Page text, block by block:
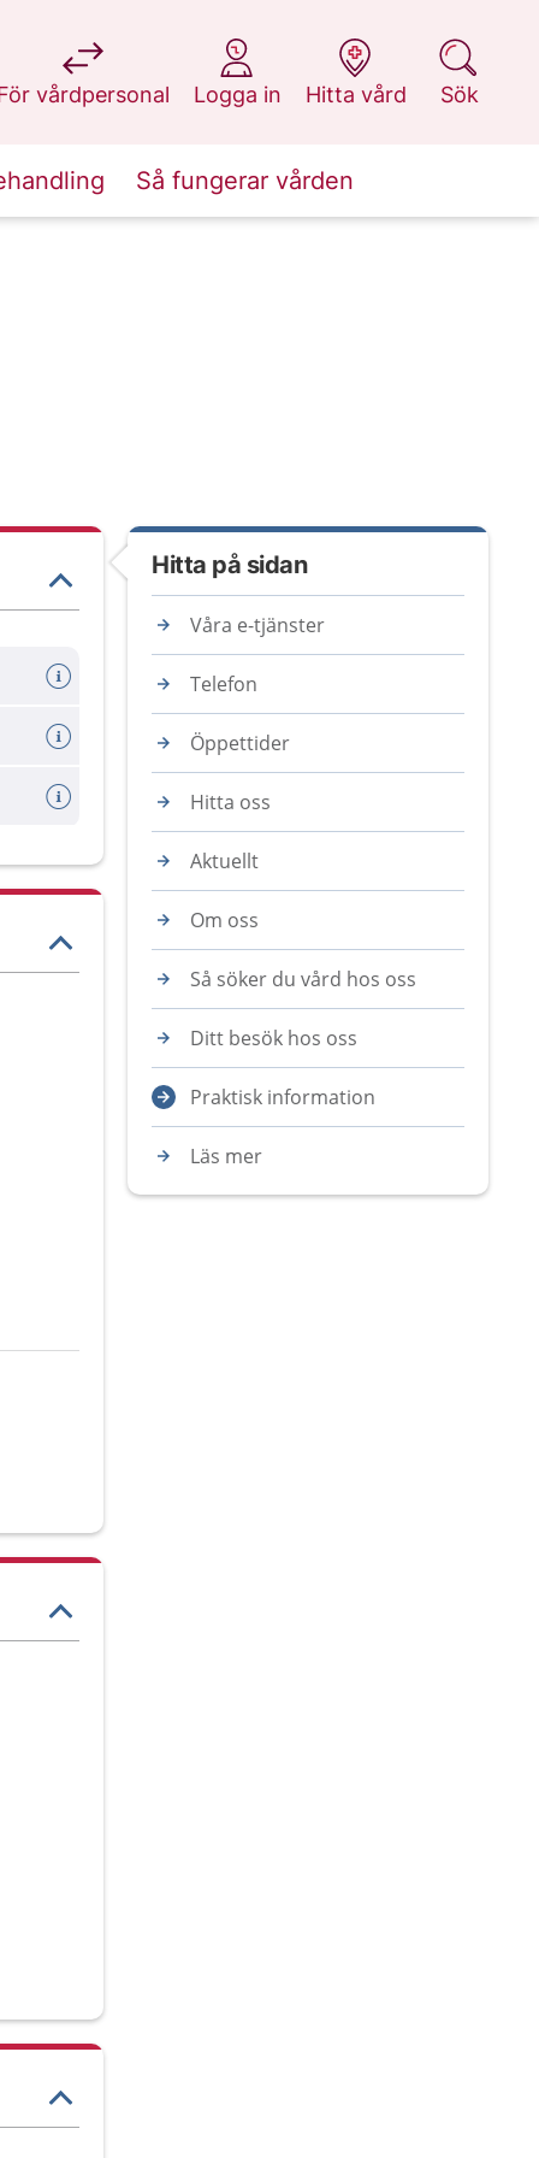
vårdpersonal
på 1177.se
Logga in
på 1177.se
Hitta vård
på 1177.se
Sök
på 1177.se
Så fungerar vården
Hitta på sidan
Våra e-tjänster
Telefon
Öppettider
Hitta oss
Aktuellt
Om oss
Så söker du vård hos oss
Ditt besök hos oss
Praktisk information
Läs mer